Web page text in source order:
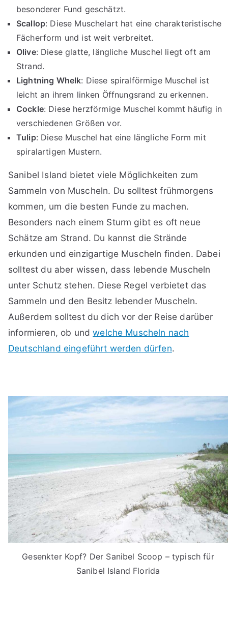
besonderer Fund geschätzt.
Scallop: Diese Muschelart hat eine charakteristische
Fächerform und ist weit verbreitet.
Olive: Diese glatte, längliche Muschel liegt oft am
Strand.
Lightning Whelk: Diese spiralförmige Muschel ist
leicht an ihrem linken Öffnungsrand zu erkennen.
Cockle: Diese herzförmige Muschel kommt häufig in
verschiedenen Größen vor.
Tulip: Diese Muschel hat eine längliche Form mit
spiralartigen Mustern.
Sanibel Island bietet viele Möglichkeiten zum
Sammeln von Muscheln. Du solltest frühmorgens
kommen, um die besten Funde zu machen.
Besonders nach einem Sturm gibt es oft neue
Schätze am Strand. Du kannst die Strände
erkunden und einzigartige Muscheln finden. Dabei
solltest du aber wissen, dass lebende Muscheln
unter Schutz stehen. Diese Regel verbietet das
Sammeln und den Besitz lebender Muscheln.
Außerdem solltest du dich vor der Reise darüber
informieren, ob undwelche Muscheln nach
Deutschland eingeführt werden dürfen.
Gesenkter Kopf? Der Sanibel Scoop – typisch für
Sanibel Island Florida